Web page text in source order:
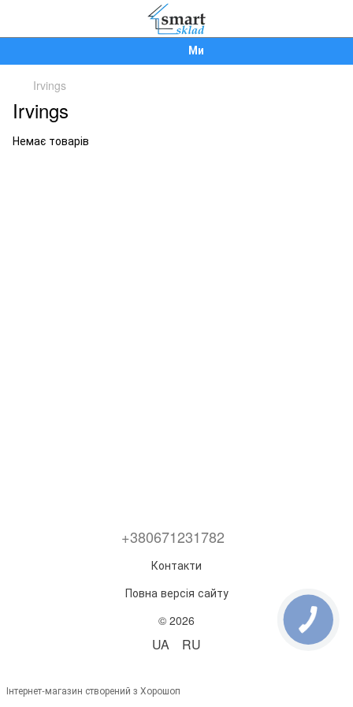
Ми працюємо!
Irvings
Irvings
Немає товарів
+380671231782
Контакти
Повна версія сайту
© 2026
UA RU
Інтернет-магазин створений з Хорошоп